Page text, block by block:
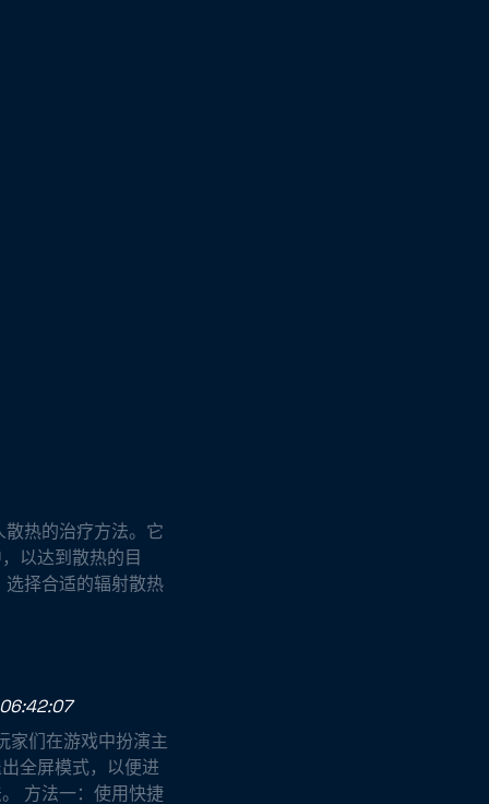
热的治疗方法。它
以达到散热的目
择合适的辐射散热
家们在游戏中扮演主
全屏模式，以便进
方法一：使用快捷